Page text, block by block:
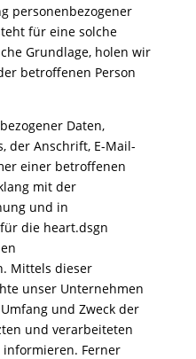
personenbezogener
für eine solche
Grundlage, holen wir
betroffenen Person
Daten,
der Anschrift, E-Mail-
einer betroffenen
mit der
und in
die heart.dsgn
Mittels dieser
unser Unternehmen
und Zweck der
und verarbeiteten
informieren. Ferner